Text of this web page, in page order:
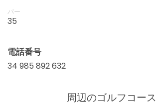
パー
35
電話番号
34 985 892 632
周辺のゴルフコース